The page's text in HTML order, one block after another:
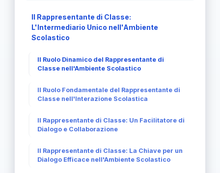
Il Rappresentante di Classe:
L'Intermediario Unico nell'Ambiente
Scolastico
Il Ruolo Dinamico del Rappresentante di
Classe nell'Ambiente Scolastico
Il Ruolo Fondamentale del Rappresentante di
Classe nell'Interazione Scolastica
Il Rappresentante di Classe: Un Facilitatore di
Dialogo e Collaborazione
Il Rappresentante di Classe: La Chiave per un
Dialogo Efficace nell'Ambiente Scolastico